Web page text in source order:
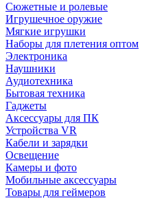
Сюжетные и ролевые
Игрушечное оружие
Мягкие игрушки
Наборы для плетения оптом
Электроника
Наушники
Аудиотехника
Бытовая техника
Гаджеты
Аксессуары для ПК
Устройства VR
Кабели и зарядки
Освещение
Камеры и фото
Мобильные аксессуары
Товары для геймеров